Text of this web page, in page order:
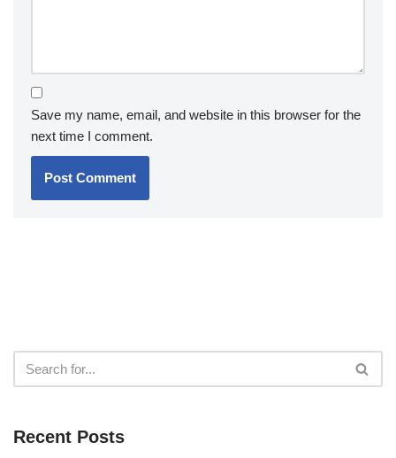
Save my name, email, and website in this browser for the
next time I comment.
Recent Posts